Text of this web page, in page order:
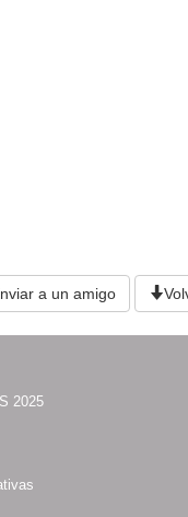
a un amigo
2025